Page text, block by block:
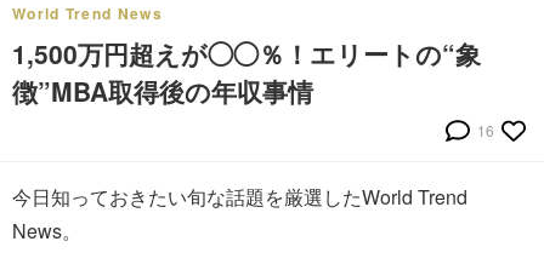
World Trend News
1,500万円超えが◯◯％！エリートの“象
徴”MBA取得後の年収事情
16
今日知っておきたい旬な話題を厳選したWorld Trend
News。